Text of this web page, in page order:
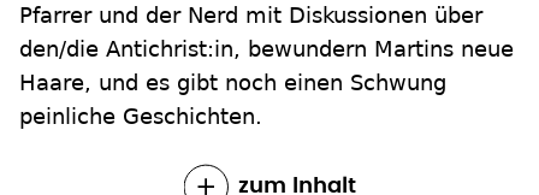
Pfarrer und der Nerd mit Diskussionen über
den/die Antichrist:in, bewundern Martins neue
Haare, und es gibt noch einen Schwung
peinliche Geschichten.
zum Inhalt